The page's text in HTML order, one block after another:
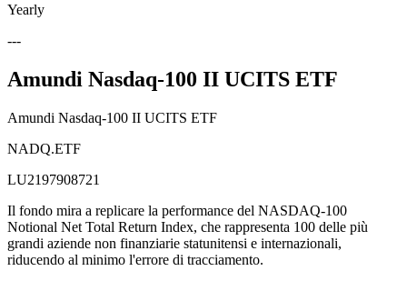
Yearly
---
Amundi Nasdaq-100 II UCITS ETF
Amundi Nasdaq-100 II UCITS ETF
NADQ.ETF
LU2197908721
Il fondo mira a replicare la performance del NASDAQ-100
Notional Net Total Return Index, che rappresenta 100 delle più
grandi aziende non finanziarie statunitensi e internazionali,
riducendo al minimo l'errore di tracciamento.